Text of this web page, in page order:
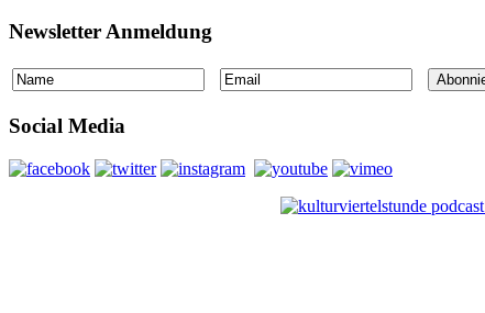
Newsletter Anmeldung
Social Media